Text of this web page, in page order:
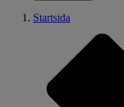
Startsida